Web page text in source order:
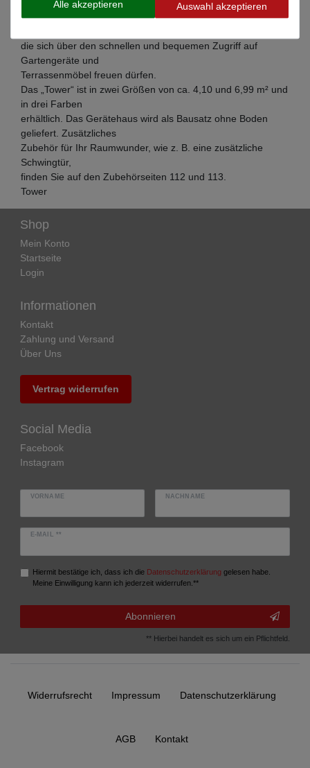
Gemüter ordnungliebender Hobbygärtner, Garten- und
die sich über den schnellen und bequemen Zugriff auf
Gartengeräte und
Terrassenmöbel freuen dürfen.
Das „Tower“ ist in zwei Größen von ca. 4,10 und 6,99 m² und
in drei Farben
erhältlich. Das Gerätehaus wird als Bausatz ohne Boden
geliefert. Zusätzliches
Zubehör für Ihr Raumwunder, wie z. B. eine zusätzliche
Schwingtür,
finden Sie auf den Zubehörseiten 112 und 113.
Tower
Shop
Mein Konto
Startseite
Login
Informationen
Kontakt
Zahlung und Versand
Über Uns
Vertrag widerrufen
Social Media
Facebook
Instagram
VORNAME NACHNAME
E-MAIL **
Hiermit bestätige ich, dass ich die Daten­schutz­erklärung gelesen habe.
Meine Einwilligung kann ich jederzeit widerrufen.**
Abonnieren
** Hierbei handelt es sich um ein Pflichtfeld.
Widerrufs­recht Impressum Daten­schutz­erklärung
AGB Kontakt
Alle akzeptieren Auswahl akzeptieren